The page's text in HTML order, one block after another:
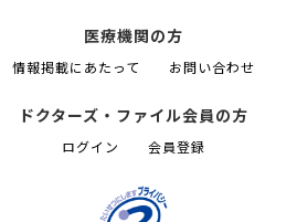
医療機関の方
情報掲載にあたって お問い合わせ
ドクターズ・ファイル会員の方
ログイン 会員登録